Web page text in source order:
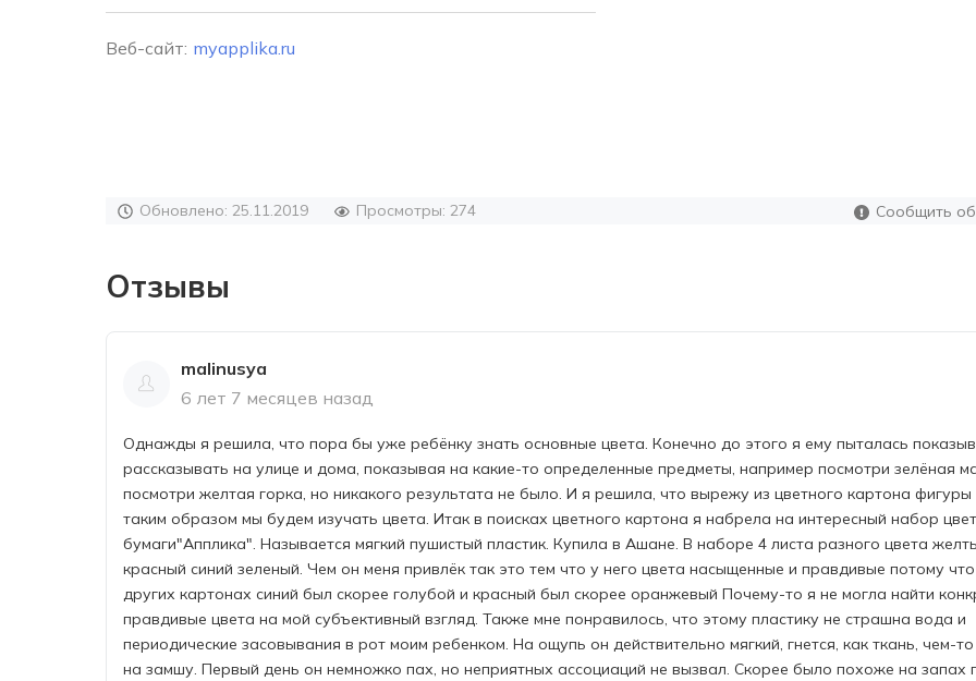
Веб-сайт: myapplika.ru
Обновлено: 25.11.2019 Просмотры: 274 Сообщить
Отзывы
malinusya
6 лет 7 месяцев назад
Однажды я решила, что пора бы уже ребёнку знать основные цвета. Конечно до этого я ему пыталась
рассказывать на улице и дома, показывая на какие-то определенные предметы, например посмотри зелёная
посмотри желтая горка, но никакого результата не было. И я решила, что вырежу из цветного картона фигуры
таким образом мы будем изучать цвета. Итак в поисках цветного картона я набрела на интересный набор
бумаги"Апплика". Называется мягкий пушистый пластик. Купила в Ашане. В наборе 4 листа разного цвета
красный синий зеленый. Чем он меня привлёк так это тем что у него цвета насыщенные и правдивые потому
других картонах синий был скорее голубой и красный был скорее оранжевый Почему-то я не могла найти
правдивые цвета на мой субъективный взгляд. Также мне понравилось, что этому пластику не страшна вода и
периодические засовывания в рот моим ребенком. На ощупь он действительно мягкий, гнется, как ткань, чем-
на замшу. Первый день он немножко пах, но неприятных ассоциаций не вызвал. Скорее было похоже на запах